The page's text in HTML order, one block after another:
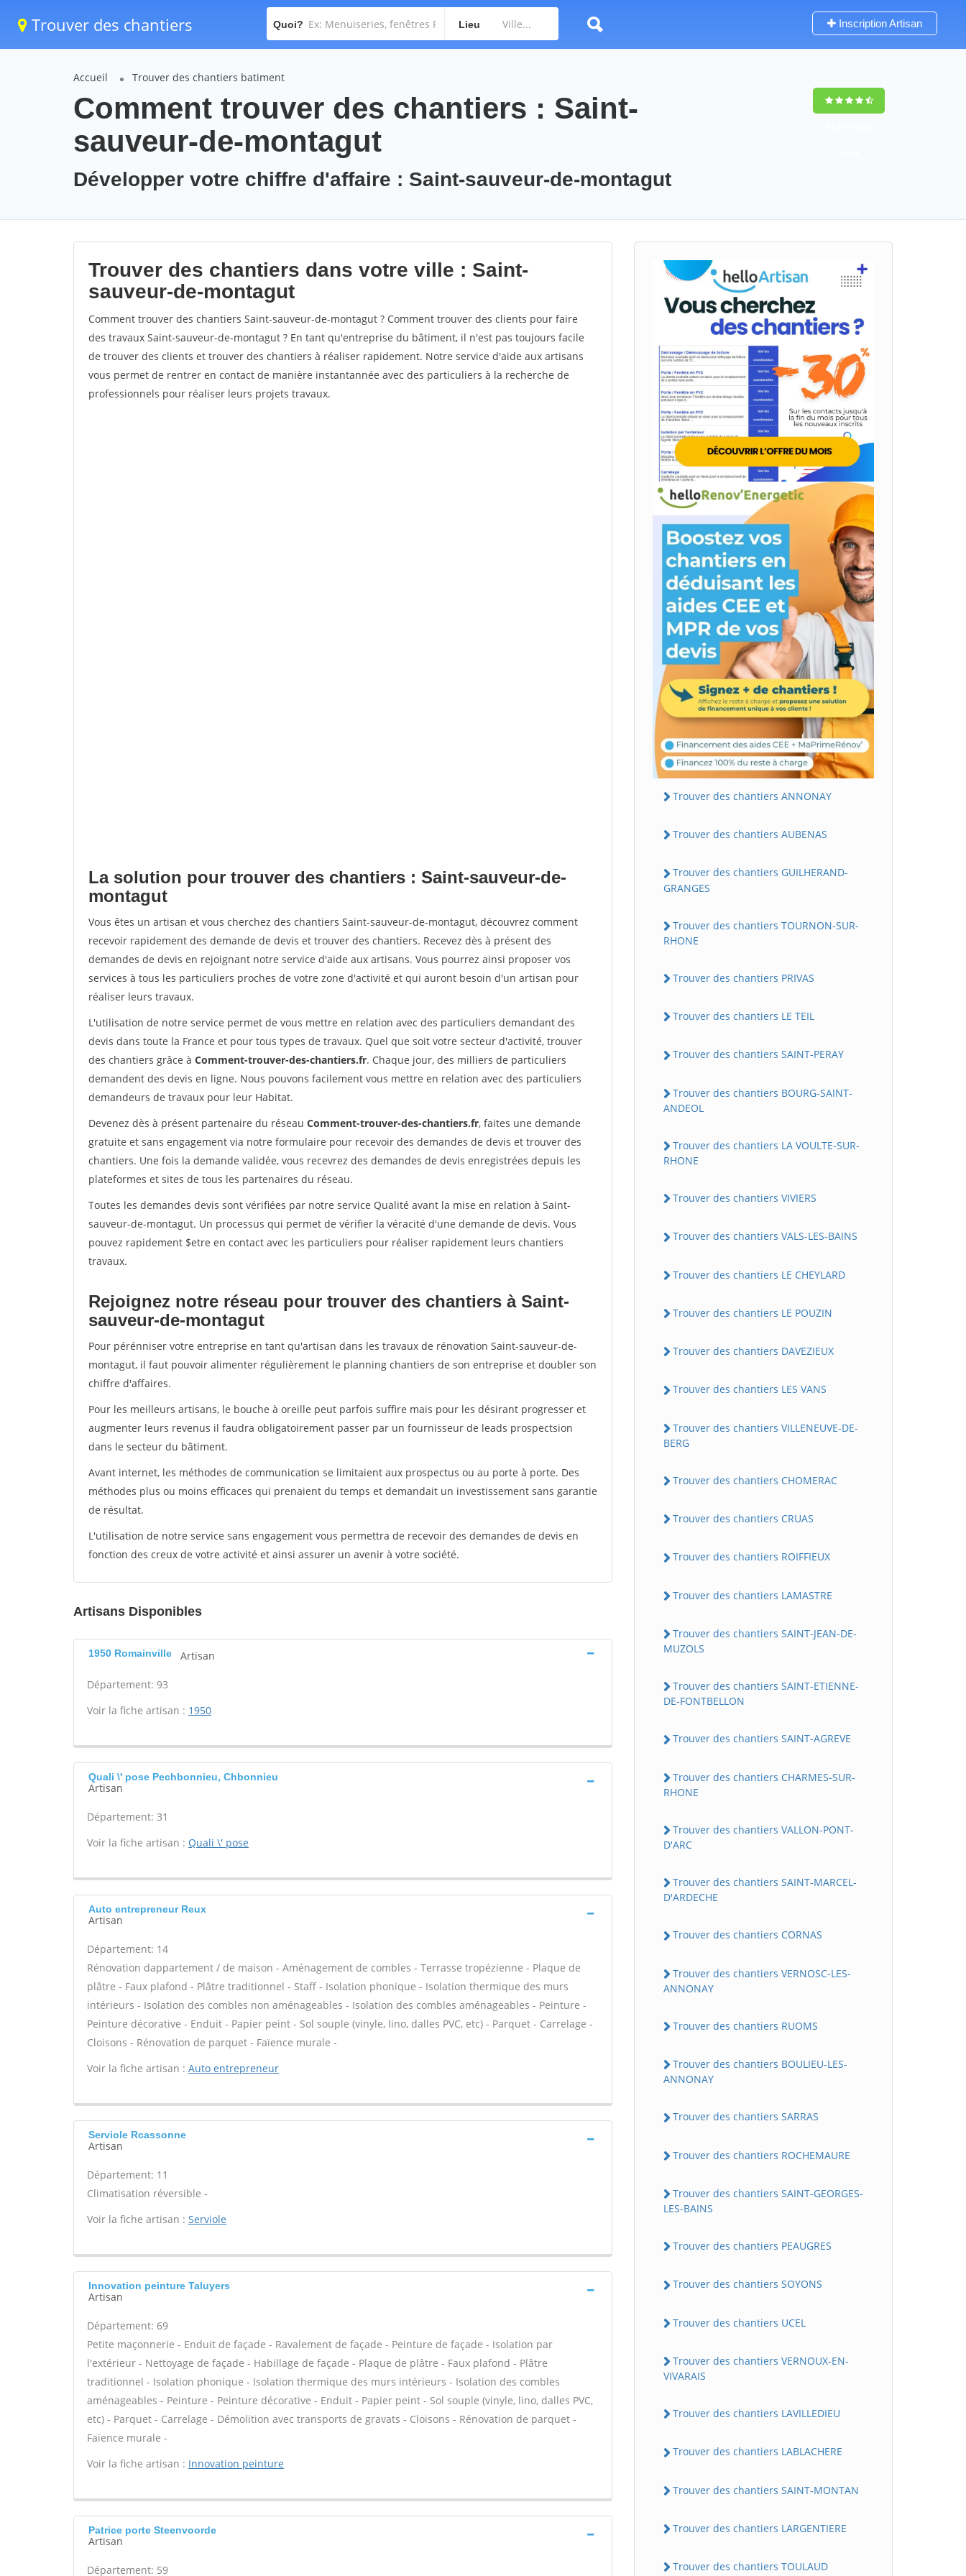
Trouver des chantiers Quoi? Lieu Inscription Artisan
Accueil Trouver des chantiers batiment
Comment trouver des chantiers : Saint-
sauveur-de-montagut
Développer votre chiffre d'affaire : Saint-sauveur-de-montagut
Trouver des chantiers dans votre ville : Saint-
sauveur-de-montagut
Comment trouver des chantiers Saint-sauveur-de-montagut ? Comment trouver des clients pour faire
des travaux Saint-sauveur-de-montagut ? En tant qu'entreprise du bâtiment, il n'est pas toujours facile
de trouver des clients et trouver des chantiers à réaliser rapidement. Notre service d'aide aux artisans
vous permet de rentrer en contact de manière instantannée avec des particuliers à la recherche de
professionnels pour réaliser leurs projets travaux.
La solution pour trouver des chantiers : Saint-sauveur-de-
montagut
Vous êtes un artisan et vous cherchez des chantiers Saint-sauveur-de-montagut, découvrez comment
recevoir rapidement des demande de devis et trouver des chantiers. Recevez dès à présent des
demandes de devis en rejoignant notre service d'aide aux artisans. Vous pourrez ainsi proposer vos
services à tous les particuliers proches de votre zone d'activité et qui auront besoin d'un artisan pour
réaliser leurs travaux.
L'utilisation de notre service permet de vous mettre en relation avec des particuliers demandant des
devis dans toute la France et pour tous types de travaux. Quel que soit votre secteur d'activité, trouver
des chantiers grâce à Comment-trouver-des-chantiers.fr. Chaque jour, des milliers de particuliers
demandent des devis en ligne. Nous pouvons facilement vous mettre en relation avec des particuliers
demandeurs de travaux pour leur Habitat.
Devenez dès à présent partenaire du réseau Comment-trouver-des-chantiers.fr, faites une demande
gratuite et sans engagement via notre formulaire pour recevoir des demandes de devis et trouver des
chantiers. Une fois la demande validée, vous recevrez des demandes de devis enregistrées depuis les
plateformes et sites de tous les partenaires du réseau.
Toutes les demandes devis sont vérifiées par notre service Qualité avant la mise en relation à Saint-
sauveur-de-montagut. Un processus qui permet de vérifier la véracité d'une demande de devis. Vous
pouvez rapidement $etre en contact avec les particuliers pour réaliser rapidement leurs chantiers
travaux.
Rejoignez notre réseau pour trouver des chantiers à Saint-
sauveur-de-montagut
Pour pérénniser votre entreprise en tant qu'artisan dans les travaux de rénovation Saint-sauveur-de-
montagut, il faut pouvoir alimenter régulièrement le planning chantiers de son entreprise et doubler son
chiffre d'affaires.
Pour les meilleurs artisans, le bouche à oreille peut parfois suffire mais pour les désirant progresser et
augmenter leurs revenus il faudra obligatoirement passer par un fournisseur de leads prospectsion
dans le secteur du bâtiment.
Avant internet, les méthodes de communication se limitaient aux prospectus ou au porte à porte. Des
méthodes plus ou moins efficaces qui prenaient du temps et demandait un investissement sans garantie
de résultat.
L'utilisation de notre service sans engagement vous permettra de recevoir des demandes de devis en
fonction des creux de votre activité et ainsi assurer un avenir à votre société.
Artisans Disponibles
1950 Romainville Artisan
Département: 93
Voir la fiche artisan : 1950
Quali \' pose Pechbonnieu, Chbonnieu
Artisan
Département: 31
Voir la fiche artisan : Quali \' pose
Auto entrepreneur Reux
Artisan
Département: 14
Rénovation dappartement / de maison - Aménagement de combles - Terrasse tropézienne - Plaque de
plâtre - Faux plafond - Plâtre traditionnel - Staff - Isolation phonique - Isolation thermique des murs
intérieurs - Isolation des combles non aménageables - Isolation des combles aménageables - Peinture -
Peinture décorative - Enduit - Papier peint - Sol souple (vinyle, lino, dalles PVC, etc) - Parquet - Carrelage -
Cloisons - Rénovation de parquet - Faïence murale -
Voir la fiche artisan : Auto entrepreneur
Serviole Rcassonne
Artisan
Département: 11
Climatisation réversible -
Voir la fiche artisan : Serviole
Innovation peinture Taluyers
Artisan
Département: 69
Petite maçonnerie - Enduit de façade - Ravalement de façade - Peinture de façade - Isolation par
l'extérieur - Nettoyage de façade - Habillage de façade - Plaque de plâtre - Faux plafond - Plâtre
traditionnel - Isolation phonique - Isolation thermique des murs intérieurs - Isolation des combles
aménageables - Peinture - Peinture décorative - Enduit - Papier peint - Sol souple (vinyle, lino, dalles PVC,
etc) - Parquet - Carrelage - Démolition avec transports de gravats - Cloisons - Rénovation de parquet -
Faïence murale -
Voir la fiche artisan : Innovation peinture
Patrice porte Steenvoorde
Artisan
Département: 59
Trouver des chantiers ANNONAY
Trouver des chantiers AUBENAS
Trouver des chantiers GUILHERAND-
GRANGES
Trouver des chantiers TOURNON-SUR-
RHONE
Trouver des chantiers PRIVAS
Trouver des chantiers LE TEIL
Trouver des chantiers SAINT-PERAY
Trouver des chantiers BOURG-SAINT-
ANDEOL
Trouver des chantiers LA VOULTE-SUR-
RHONE
Trouver des chantiers VIVIERS
Trouver des chantiers VALS-LES-BAINS
Trouver des chantiers LE CHEYLARD
Trouver des chantiers LE POUZIN
Trouver des chantiers DAVEZIEUX
Trouver des chantiers LES VANS
Trouver des chantiers VILLENEUVE-DE-
BERG
Trouver des chantiers CHOMERAC
Trouver des chantiers CRUAS
Trouver des chantiers ROIFFIEUX
Trouver des chantiers LAMASTRE
Trouver des chantiers SAINT-JEAN-DE-
MUZOLS
Trouver des chantiers SAINT-ETIENNE-
DE-FONTBELLON
Trouver des chantiers SAINT-AGREVE
Trouver des chantiers CHARMES-SUR-
RHONE
Trouver des chantiers VALLON-PONT-
D'ARC
Trouver des chantiers SAINT-MARCEL-
D'ARDECHE
Trouver des chantiers CORNAS
Trouver des chantiers VERNOSC-LES-
ANNONAY
Trouver des chantiers RUOMS
Trouver des chantiers BOULIEU-LES-
ANNONAY
Trouver des chantiers SARRAS
Trouver des chantiers ROCHEMAURE
Trouver des chantiers SAINT-GEORGES-
LES-BAINS
Trouver des chantiers PEAUGRES
Trouver des chantiers SOYONS
Trouver des chantiers UCEL
Trouver des chantiers VERNOUX-EN-
VIVARAIS
Trouver des chantiers LAVILLEDIEU
Trouver des chantiers LABLACHERE
Trouver des chantiers SAINT-MONTAN
Trouver des chantiers LARGENTIERE
Trouver des chantiers TOULAUD